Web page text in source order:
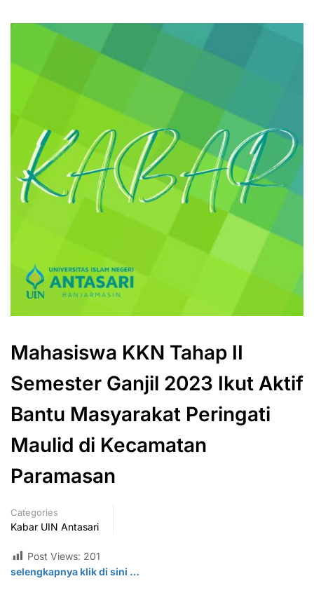
Mahasiswa KKN Tahap II
Semester Ganjil 2023 Ikut Aktif
Bantu Masyarakat Peringati
Maulid di Kecamatan
Paramasan
Categories
Kabar UIN Antasari
Post Views: 201
selengkapnya klik di sini …